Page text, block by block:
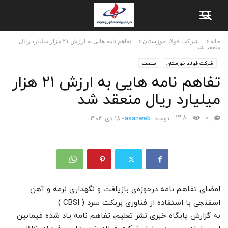
خانه شرکت فولاد خوزستان
تفاهم نامه هایی به ارزش ۲۱ هزار میلیارد ریال
منعقد شد
شرکت فولاد خوزستان صنعت
تفاهم نامه هایی به ارزش ۲۱ هزار
میلیارد ریال منعقد شد
توسط asanweb
- 18 دی 1403 0
248
امضای تفاهم نامه‌ درحوزه‌ی بازیافت و نگهداری نرمه و آهن
اسفنجی با استفاده از فناوری بریکت سرد ( CBSI )
به گزارش پایگاه خبری نشر تعلیم، تفاهم نامه‌ یاد شده فیمابین